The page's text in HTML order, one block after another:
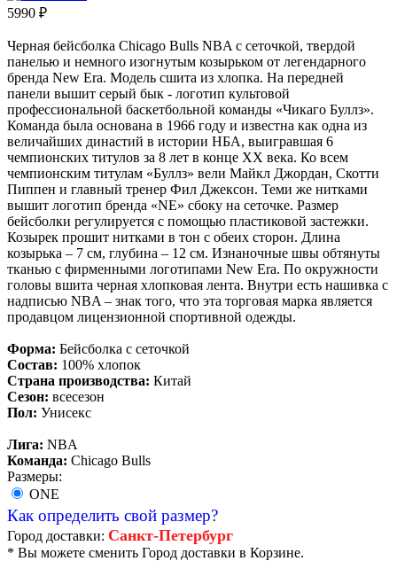
5990 ₽
Черная бейсболка Chicago Bulls NBA с сеточкой, твердой
панелью и немного изогнутым козырьком от легендарного
бренда New Era. Модель сшита из хлопка. На передней
панели вышит серый бык - логотип культовой
профессиональной баскетбольной команды «Чикаго Буллз».
Команда была основана в 1966 году и известна как одна из
величайших династий в истории НБА, выигравшая 6
чемпионских титулов за 8 лет в конце XX века. Ко всем
чемпионским титулам «Буллз» вели Майкл Джордан, Скотти
Пиппен и главный тренер Фил Джексон. Теми же нитками
вышит логотип бренда «NE» сбоку на сеточке. Размер
бейсболки регулируется с помощью пластиковой застежки.
Козырек прошит нитками в тон с обеих сторон. Длина
козырька – 7 см, глубина – 12 см. Изнаночные швы обтянуты
тканью с фирменными логотипами New Era. По окружности
головы вшита черная хлопковая лента. Внутри есть нашивка с
надписью NBA – знак того, что эта торговая марка является
продавцом лицензионной спортивной одежды.
Форма: Бейсболка с сеточкой
Состав: 100% хлопок
Страна производства: Китай
Сезон: всесезон
Пол: Унисекс
Лига: NBA
Команда: Chicago Bulls
Размеры:
ONE
Как определить свой размер?
Город доставки: Санкт-Петербург
* Вы можете сменить Город доставки в Корзине.